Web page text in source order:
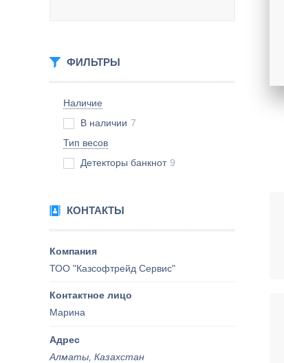
ФИЛЬТРЫ
Наличие
В наличии 7
Тип весов
Детекторы банкнот 9
КОНТАКТЫ
ТОО "Казсофтрейд Сервис"
Марина
Алматы, Казахстан